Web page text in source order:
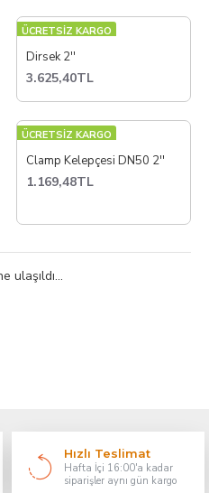
ÜCRETSİZ KARGO
Dirsek 2''
3.625,40TL
ÜCRETSİZ KARGO
Clamp Kelepçesi DN50 2''
1.169,48TL
ulaşıldı...
Hızlı Teslimat
Hafta İçi 16:00'a kadar
siparişler aynı gün kargo